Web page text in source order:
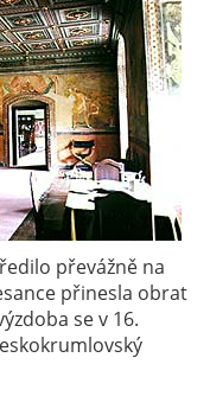
převážně na
přinesla obrat
se v 16.